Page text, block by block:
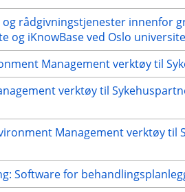
og rådgivningstjenester innenfor
og iKnowBase ved Oslo
Management verktøy til
verktøy til
Management verktøy til
Software for